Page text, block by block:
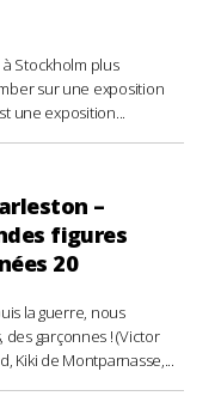
à Stockholm plus
sur une exposition
une exposition...
–
figures
20
la guerre, nous
garçonnes ! (Victor
Kiki de Montparnasse,...